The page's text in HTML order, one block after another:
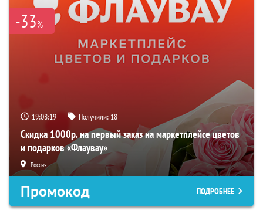
-33%
19:08:17 Получили: 18
Скидка 1000р. на первый заказ на маркетплейсе цветов
и подарков «Флаувау»
Россия
Промокод ПОДРОБНЕЕ